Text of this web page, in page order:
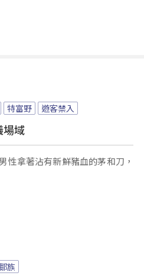
特富野 遊客禁入
場域
性拿著沾有新鮮豬血的茅和刀，
鄒族